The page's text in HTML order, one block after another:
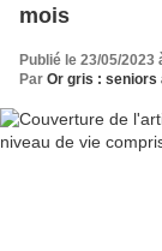
mois
Publié le 23/05/2023
Par Or gris : seniors